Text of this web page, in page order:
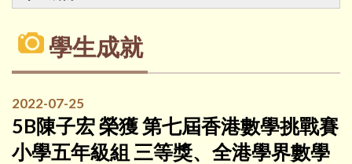
學生成就
2022-07-25
5B陳子宏 榮獲 第七屆香港數學挑戰賽
小學五年級組 三等獎、全港學界數學